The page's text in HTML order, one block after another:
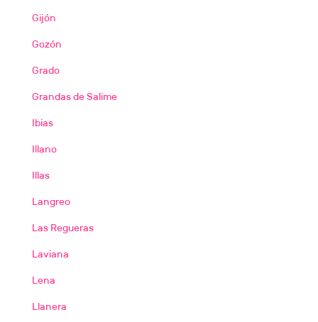
Gijón
Gozón
Grado
Grandas de Salime
Ibias
Illano
Illas
Langreo
Las Regueras
Laviana
Lena
Llanera